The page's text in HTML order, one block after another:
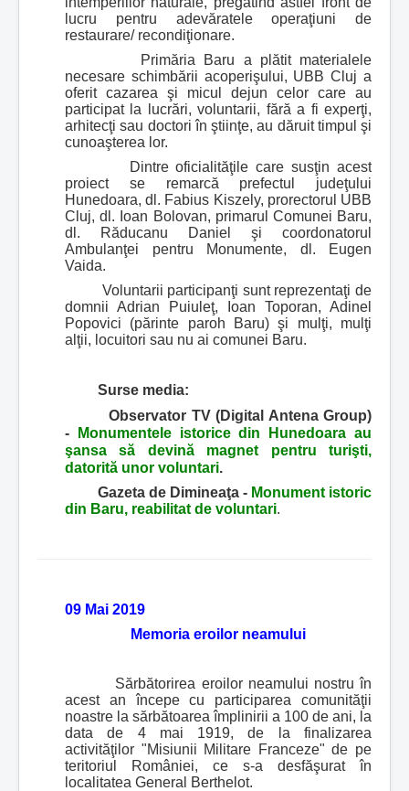
lucru pentru adevăratele operaţiuni de
restaurare/ recondiţionare.
Primăria Baru a plătit materialele
necesare schimbării acoperişului, UBB Cluj a
oferit cazarea şi micul dejun celor care au
participat la lucrări, voluntarii, fără a fi experţi,
arhitecţi sau doctori în ştiinţe, au dăruit timpul şi
cunoaşterea lor.
Dintre oficialităţile care susţin acest
proiect se remarcă prefectul judeţului
Hunedoara, dl. Fabius Kiszely, prorectorul UBB
Cluj, dl. Ioan Bolovan, primarul Comunei Baru,
dl. Răducanu Daniel şi coordonatorul
Ambulanţei pentru Monumente, dl. Eugen
Vaida.
Voluntarii participanţi sunt reprezentaţi de
domnii Adrian Puiuleţ, Ioan Toporan, Adinel
Popovici (părinte paroh Baru) şi mulţi, mulţi
alţii, locuitori sau nu ai comunei Baru.
Surse media:
Observator TV (Digital Antena Group)
-
Monumentele istorice din Hunedoara au
şansa să devină magnet pentru turişti,
datorită unor voluntari.
Gazeta de Dimineaţa - Monument istoric
din Baru, reabilitat de voluntari.
09 Mai 2019
Memoria eroilor neamului
Sărbătorirea eroilor neamului nostru în
acest an începe cu participarea comunităţii
noastre la sărbătoarea împlinirii a 100 de ani, la
data de 4 mai 1919, de la finalizarea
activităţilor "Misiunii Militare Franceze" de pe
teritoriul României, ce s-a desfăşurat în
localitatea General Berthelot.